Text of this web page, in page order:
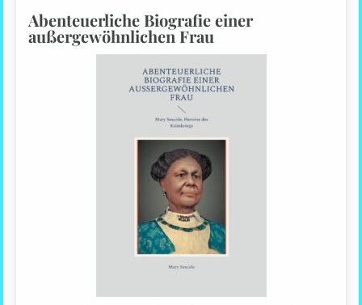
Abenteuerliche Biografie einer
außergewöhnlichen Frau